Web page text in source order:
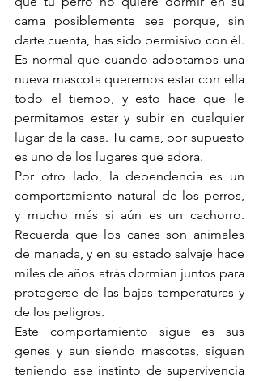
cama posiblemente sea porque, sin
darte cuenta, has sido permisivo con él.
Es normal que cuando adoptamos una
nueva mascota queremos estar con ella
todo el tiempo, y esto hace que le
permitamos estar y subir en cualquier
lugar de la casa. Tu cama, por supuesto
es uno de los lugares que adora.
Por otro lado, la dependencia es un
comportamiento natural de los perros,
y mucho más si aún es un cachorro.
Recuerda que los canes son animales
de manada, y en su estado salvaje hace
miles de años atrás dormían juntos para
protegerse de las bajas temperaturas y
de los peligros.
Este comportamiento sigue es sus
genes y aun siendo mascotas, siguen
teniendo ese instinto de supervivencia